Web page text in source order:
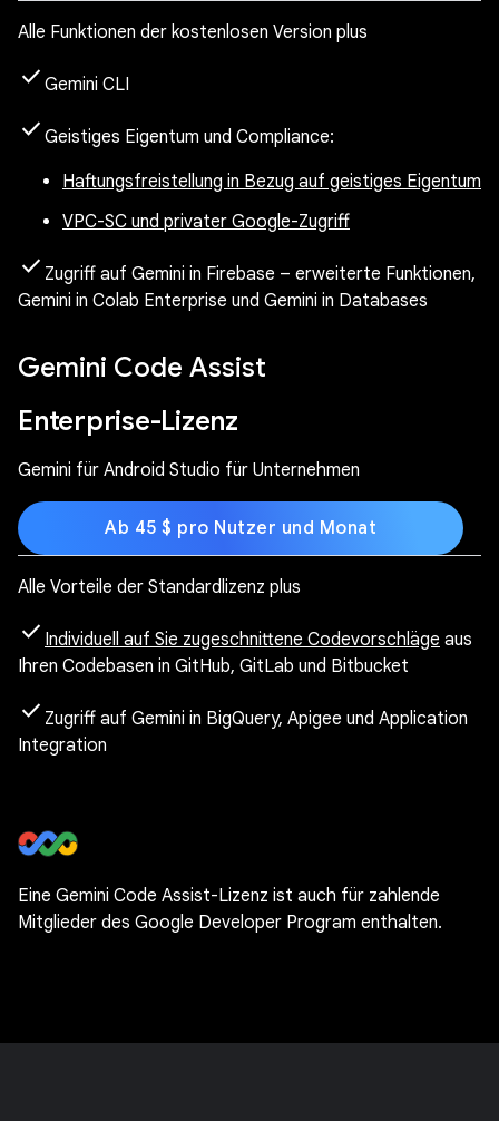
Alle Funktionen der kostenlosen Version plus
check Gemini CLI
check Geistiges Eigentum und Compliance:
Haftungsfreistellung in Bezug auf geistiges Eigentum
VPC-SC und privater Google-Zugriff
check Zugriff auf Gemini in Firebase – erweiterte Funktionen,
Gemini in Colab Enterprise und Gemini in Databases
Gemini Code Assist
Enterprise-Lizenz
Gemini für Android Studio für Unternehmen
Ab 45 $ pro Nutzer und Monat
Alle Vorteile der Standardlizenz plus
check Individuell auf Sie zugeschnittene Codevorschläge aus
Ihren Codebasen in GitHub, GitLab und Bitbucket
check Zugriff auf Gemini in BigQuery, Apigee und Application
Integration
Eine Gemini Code Assist-Lizenz ist auch für zahlende
Mitglieder des Google Developer Program enthalten.